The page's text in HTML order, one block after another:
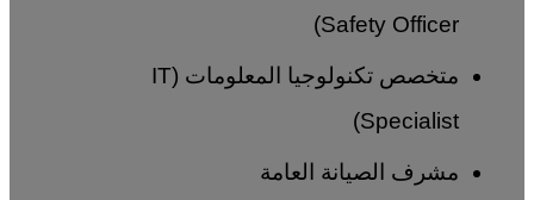
Safety Officer)
متخصص تكنولوجيا المعلومات (IT
Specialist)
مشرف الصيانة العامة